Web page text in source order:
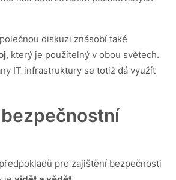
diskuzi znásobí také
, který je použitelný v obou světech.
IT infrastruktury se totiž dá využít
pro zajištění bezpečnosti